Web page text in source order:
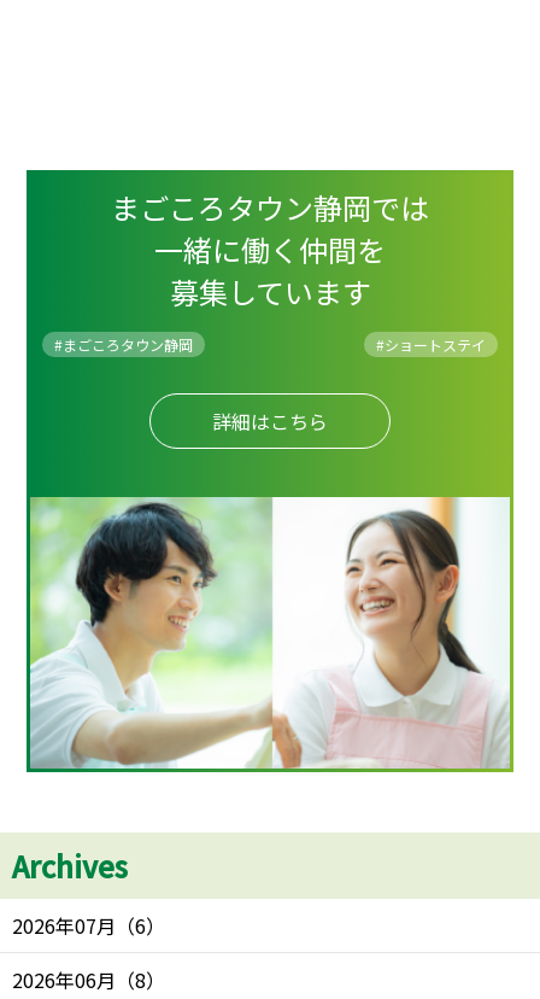
まごころタウン静岡では
一緒に働く仲間を
募集しています
#まごころタウン静岡 #ショートステイ
詳細はこちら
Archives
2026年07月 （6）
2026年06月 （8）